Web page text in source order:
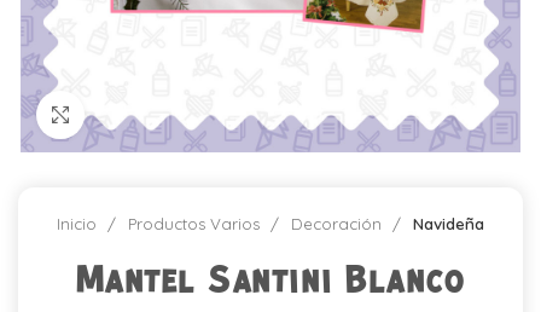
Click para agrandar
Inicio Productos Varios Decoración Navideña
Mantel Santini Blanco